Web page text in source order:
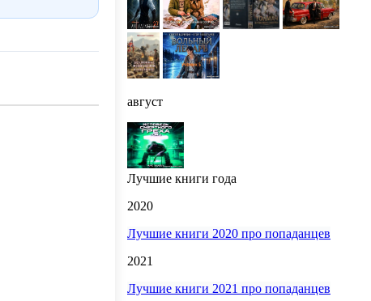
август
Лучшие книги года
2020
Лучшие книги 2020 про попаданцев
2021
Лучшие книги 2021 про попаданцев